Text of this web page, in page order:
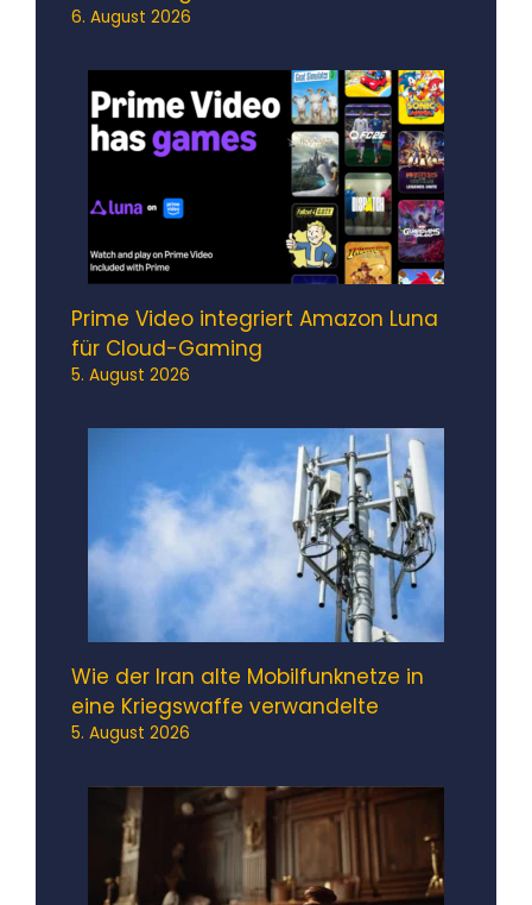
6. August 2026
Prime Video integriert Amazon Luna
für Cloud-Gaming
5. August 2026
Wie der Iran alte Mobilfunknetze in
eine Kriegswaffe verwandelte
5. August 2026